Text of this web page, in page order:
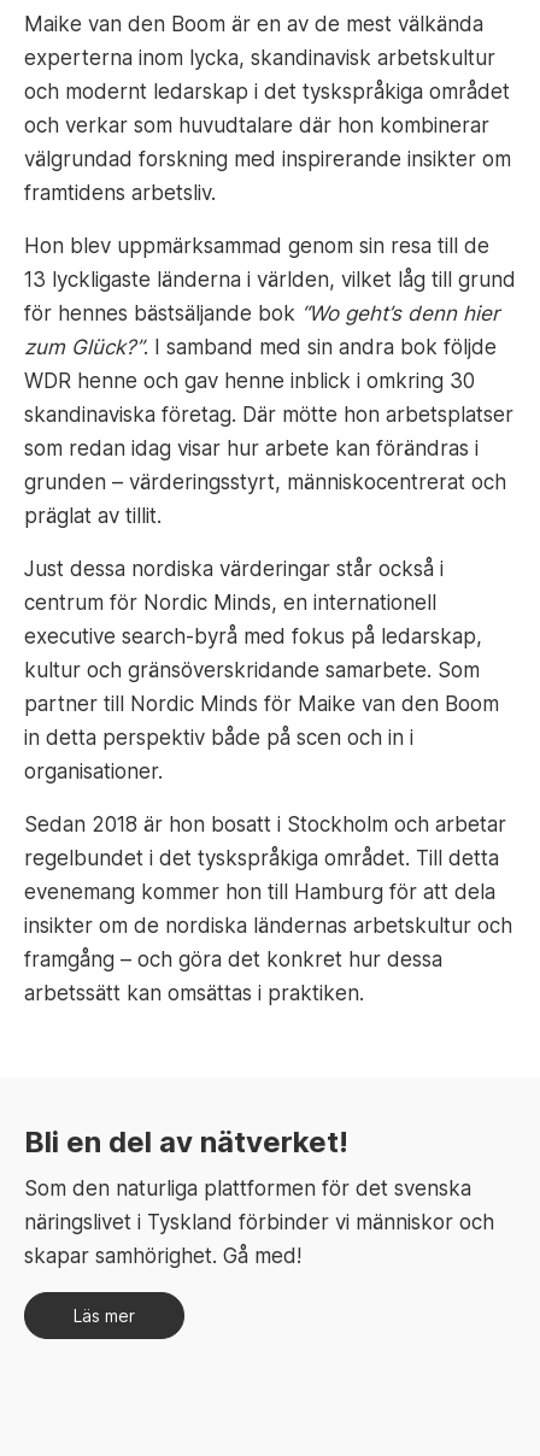
Maike van den Boom är en av de mest välkända
experterna inom lycka, skandinavisk arbetskultur
och modernt ledarskap i det tyskspråkiga området
och verkar som huvudtalare där hon kombinerar
välgrundad forskning med inspirerande insikter om
framtidens arbetsliv.
Hon blev uppmärksammad genom sin resa till de
13 lyckligaste länderna i världen, vilket låg till grund
för hennes bästsäljande bok “Wo geht’s denn hier
zum Glück?”. I samband med sin andra bok följde
WDR henne och gav henne inblick i omkring 30
skandinaviska företag. Där mötte hon arbetsplatser
som redan idag visar hur arbete kan förändras i
grunden – värderingsstyrt, människocentrerat och
präglat av tillit.
Just dessa nordiska värderingar står också i
centrum för Nordic Minds, en internationell
executive search-byrå med fokus på ledarskap,
kultur och gränsöverskridande samarbete. Som
partner till Nordic Minds för Maike van den Boom
in detta perspektiv både på scen och in i
organisationer.
Sedan 2018 är hon bosatt i Stockholm och arbetar
regelbundet i det tyskspråkiga området. Till detta
evenemang kommer hon till Hamburg för att dela
insikter om de nordiska ländernas arbetskultur och
framgång – och göra det konkret hur dessa
arbetssätt kan omsättas i praktiken.
Bli en del av nätverket!
Som den naturliga plattformen för det svenska
näringslivet i Tyskland förbinder vi människor och
skapar samhörighet. Gå med!
Läs mer